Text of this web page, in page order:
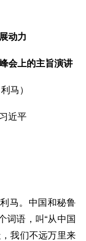
动力
会上的主旨演讲
马）
近平
马。中国和秘鲁
词语，叫“从中国
我们不远万里来